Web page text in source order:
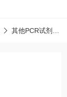
其他PCR试剂盒